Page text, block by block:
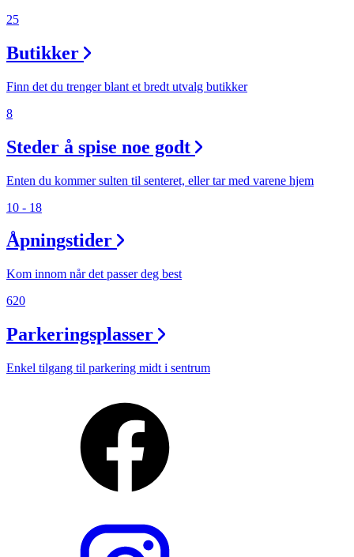
25
Butikker
Finn det du trenger blant et bredt utvalg butikker
8
Steder å spise noe godt
Enten du kommer sulten til senteret, eller tar med varene hjem
10 - 18
Åpningstider
Kom innom når det passer deg best
620
Parkeringsplasser
Enkel tilgang til parkering midt i sentrum